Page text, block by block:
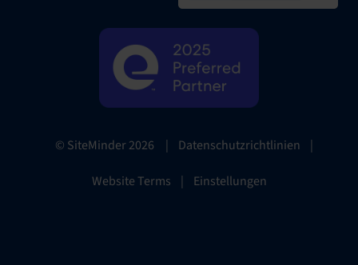
© SiteMinder2026 | Datenschutzrichtlinien |
Website Terms | Einstellungen